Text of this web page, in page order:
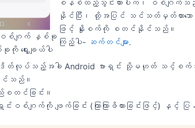
ဝစ်ဂျက် နှစ်ခု
ရွေးချယ်ပါ
စနစ်ထည့်သွင်းထားပါက၊ ဝစ်ဂျက်သ
နိုင်ပြီး၊ ထို့အပြင် သင်သတ်မှတ်ထားသော
ဖြင့် နှိုးစက်ကို စတင်နိုင်သည်။
ကြည့်ပါ- ဆက်တင်များ.
တ်လုပ်သည့်အခါ Android ဗားရှင်း သို့မဟုတ် သင့်စ
သည်။
တင်ခြင်း။
စ်ဂျက်ကို ဖျက်ခြင်း (ကြာကြာဖိထားခြင်းဖြင့်) နှင့်